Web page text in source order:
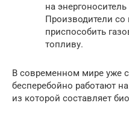
на
Производители со
приспособить
топливу.
В современном мире уже
бесперебойно работают
из которой составляет